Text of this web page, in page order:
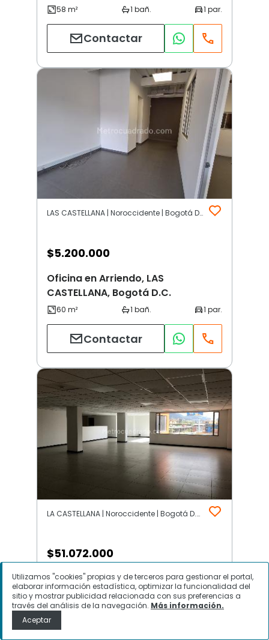
Contactar
LAS CASTELLANA | Noroccidente | Bogotá D.C.
$5.200.000
Oficina en Arriendo, LAS
CASTELLANA, Bogotá D.C.
Contactar
LA CASTELLANA | Noroccidente | Bogotá D.C.
$51.072.000
Oficina en Arriendo, LA
CASTELLANA, Bogotá D.C.
Utilizamos "cookies" propias y de terceros para gestionar el portal,
elaborar información estadística, optimizar la funcionalidad del
sitio y mostrar publicidad relacionada con sus preferencias a
través del análisis de la navegación. Más información.
Aceptar